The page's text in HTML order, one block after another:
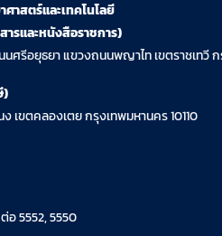
าสตร์และเทคโนโลยี
รและหนังสือราชการ)
ศรีอยุธยา แขวงถนนพญาไท เขตราชเทวี
)
เขตคลองเตย กรุงเทพมหานคร 10110
อ 5552, 5550